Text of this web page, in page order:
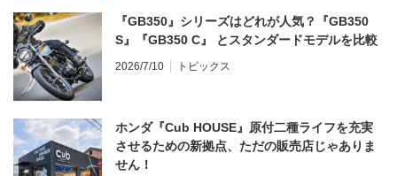
『GB350』シリーズはどれが人気？『GB350
S』『GB350 C』 とスタンダードモデルを比較
2026/7/10 トピックス
ホンダ『Cub HOUSE』原付二種ライフを充実
させるための新拠点、ただの販売店じゃありま
せん！